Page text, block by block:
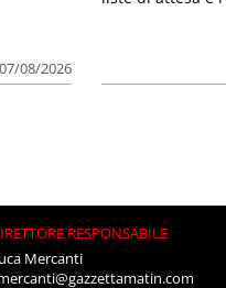
08/2026
RESPONSABILE
Mercanti